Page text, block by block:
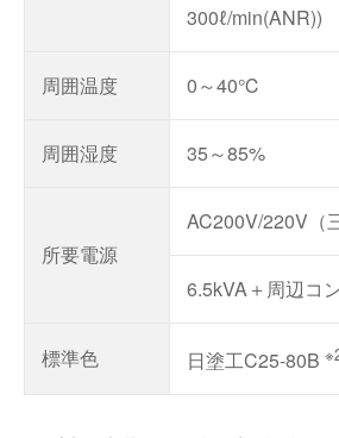
300ℓ/min(ANR))
周囲温度 0～40℃
周囲湿度 35～85%
所要電源
AC200V/220V（
6.5kVA＋周辺コ
標準色 日塗工C25-80B